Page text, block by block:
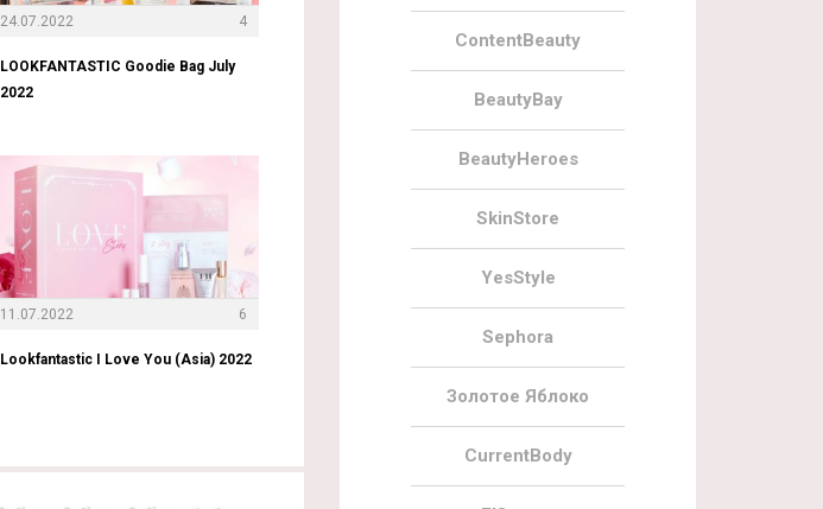
24.07.2022 4
LOOKFANTASTIC Goodie Bag July
2022
11.07.2022 6
Lookfantastic I Love You (Asia) 2022
LOOKFANTASTIC Holiday Haircare
Limited Edition Beauty Box
LOOKFANTASTIC x Mankind
ContentBeauty
BeautyBay
BeautyHeroes
SkinStore
YesStyle
Sephora
Золотое Яблоко
CurrentBody